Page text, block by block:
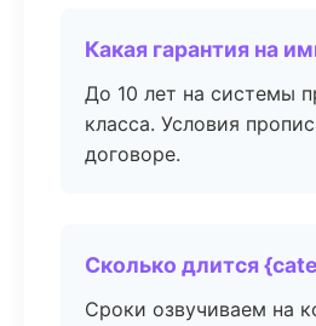
Какая гарантия на
До 10 лет на системы
класса. Условия
договоре.
Сколько длится
Сроки озвучиваем на